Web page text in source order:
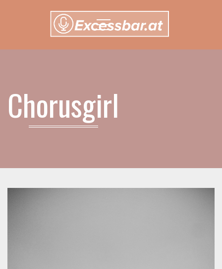
Menu
Chorusgirl